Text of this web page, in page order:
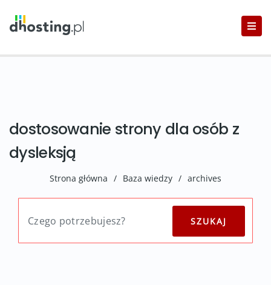
dostosowanie strony dla osób z
dysleksją
Strona główna / Baza wiedzy / archives